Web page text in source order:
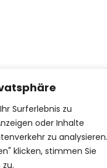
Surferlebnis zu
oder Inhalte
zu analysieren.
klicken, stimmen Sie